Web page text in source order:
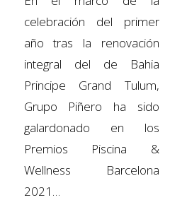
celebración del primer
año tras la renovación
integral del de Bahia
Principe Grand Tulum,
Grupo Piñero ha sido
galardonado en los
Premios Piscina &
Wellness Barcelona
2021…